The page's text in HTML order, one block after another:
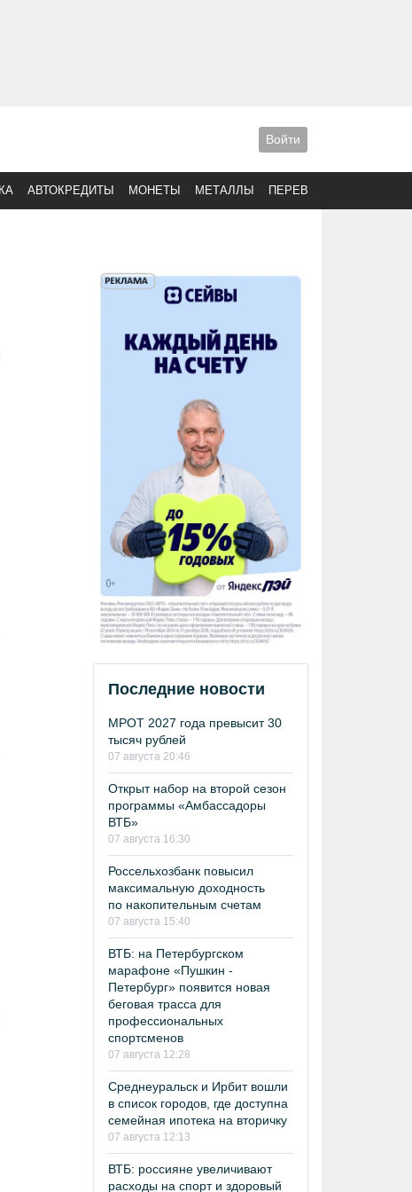
Войти
АВТОКРЕДИТЫ МОНЕТЫ МЕТАЛЛЫ ПЕРЕВОДЫ
Последние новости
МРОТ 2027 года превысит 30
тысяч рублей
07 августа 20:46
Открыт набор на второй сезон
программы «Амбассадоры
ВТБ»
07 августа 16:30
Россельхозбанк повысил
максимальную доходность
по накопительным счетам
07 августа 15:40
ВТБ: на Петербургском
марафоне «Пушкин -
Петербург» появится новая
беговая трасса для
профессиональных
спортсменов
07 августа 12:28
Среднеуральск и Ирбит вошли
в список городов, где доступна
семейная ипотека на вторичку
07 августа 12:13
ВТБ: россияне увеличивают
расходы на спорт и здоровый